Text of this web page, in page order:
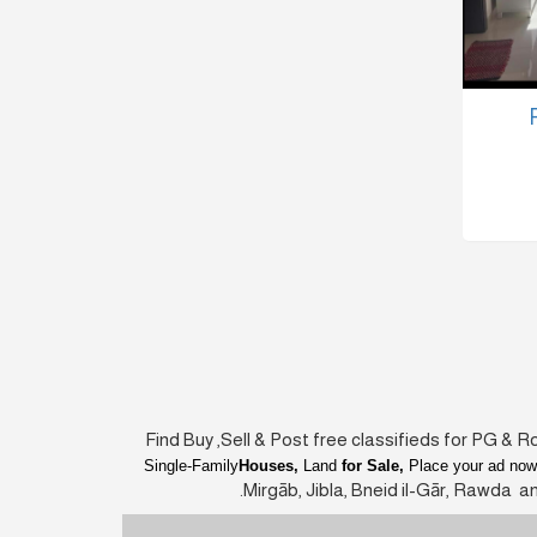
Find Buy ,Sell & Post free classifieds for PG &
Single-FamilyHouses, Landfor Sale, Place your ad
Mirgāb, Jibla, Bneid il-Gār, Rawda